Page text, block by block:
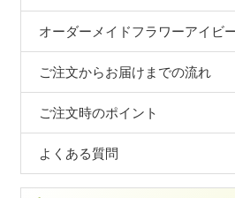
オーダーメイドフラワーアイビ
ご注文からお届けまでの流れ
ご注文時のポイント
よくある質問